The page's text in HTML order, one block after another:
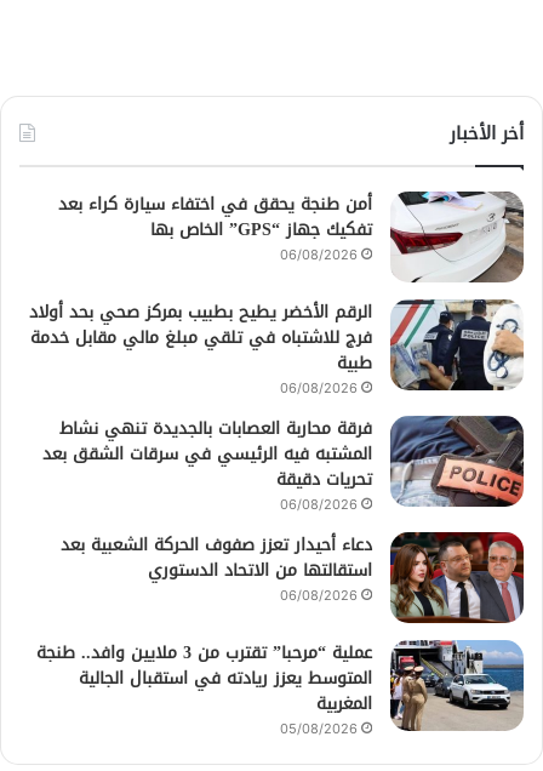
أخر الأخبار
أمن طنجة يحقق في اختفاء سيارة كراء بعد
تفكيك جهاز “GPS” الخاص بها
06/08/2026
الرقم الأخضر يطيح بطبيب بمركز صحي بحد أولاد
فرج للاشتباه في تلقي مبلغ مالي مقابل خدمة
طبية
06/08/2026
فرقة محاربة العصابات بالجديدة تنهي نشاط
المشتبه فيه الرئيسي في سرقات الشقق بعد
تحريات دقيقة
06/08/2026
دعاء أحيدار تعزز صفوف الحركة الشعبية بعد
استقالتها من الاتحاد الدستوري
06/08/2026
عملية “مرحبا” تقترب من 3 ملايين وافد.. طنجة
المتوسط يعزز ريادته في استقبال الجالية
المغربية
05/08/2026